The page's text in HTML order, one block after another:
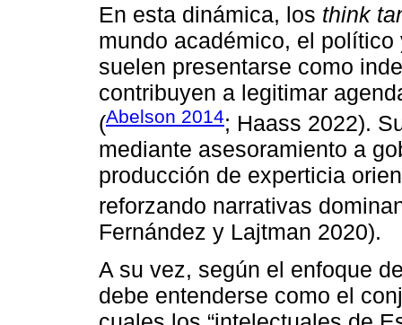
En esta dinámica, los think
mundo académico, el
suelen presentarse como
contribuyen a legitimar
(Abelson 2014; Haass 2022).
mediante asesoramiento a
producción de experticia
reforzando narrativas
Fernández y Lajtman 2020).
A su vez, según el enfoque
debe entenderse como el